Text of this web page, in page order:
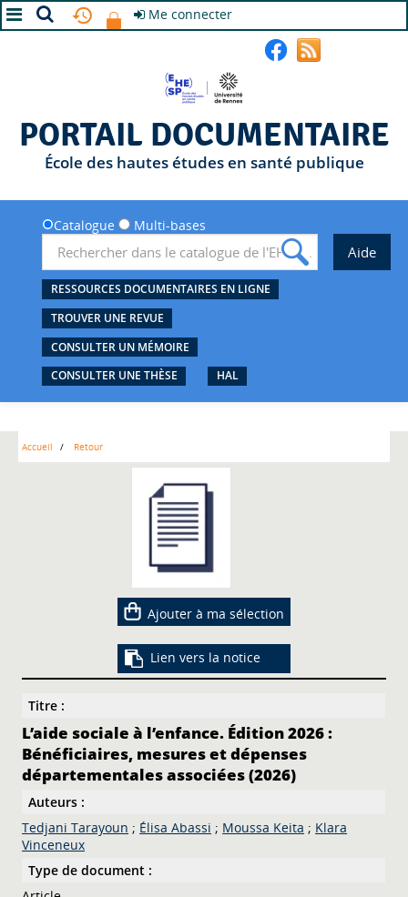
Me connecter
PORTAIL DOCUMENTAIRE
École des hautes études en santé publique
Catalogue Multi-bases
RESSOURCES DOCUMENTAIRES EN LIGNE
TROUVER UNE REVUE
CONSULTER UN MÉMOIRE
CONSULTER UNE THÈSE
HAL
Accueil Retour
Ajouter à ma sélection
Lien vers la notice
Titre :
L’aide sociale à l’enfance. Édition 2026 :
Bénéficiaires, mesures et dépenses
départementales associées (2026)
Auteurs :
Tedjani Tarayoun ; Élisa Abassi ; Moussa Keita ; Klara
Vinceneux
Type de document :